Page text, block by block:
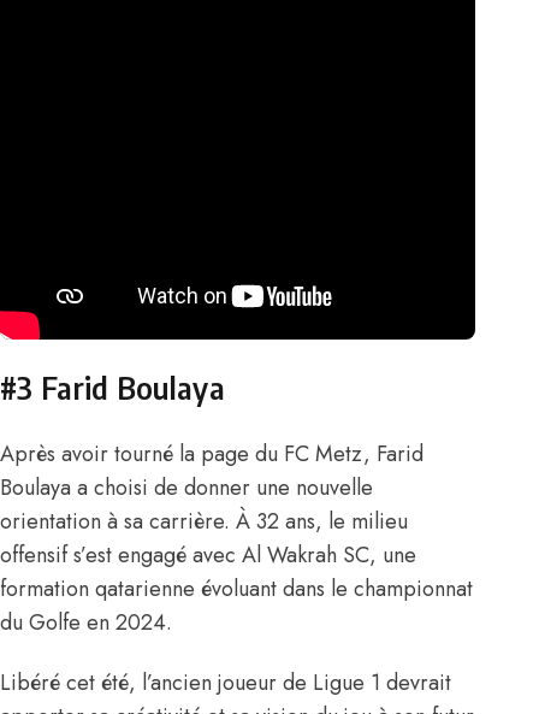
#3 Farid Boulaya
Après avoir tourné la page du FC Metz, Farid
Boulaya a choisi de donner une nouvelle
orientation à sa carrière. À 32 ans, le milieu
offensif s’est engagé avec Al Wakrah SC, une
formation qatarienne évoluant dans le championnat
du Golfe en 2024.
Libéré cet été, l’ancien joueur de Ligue 1 devrait